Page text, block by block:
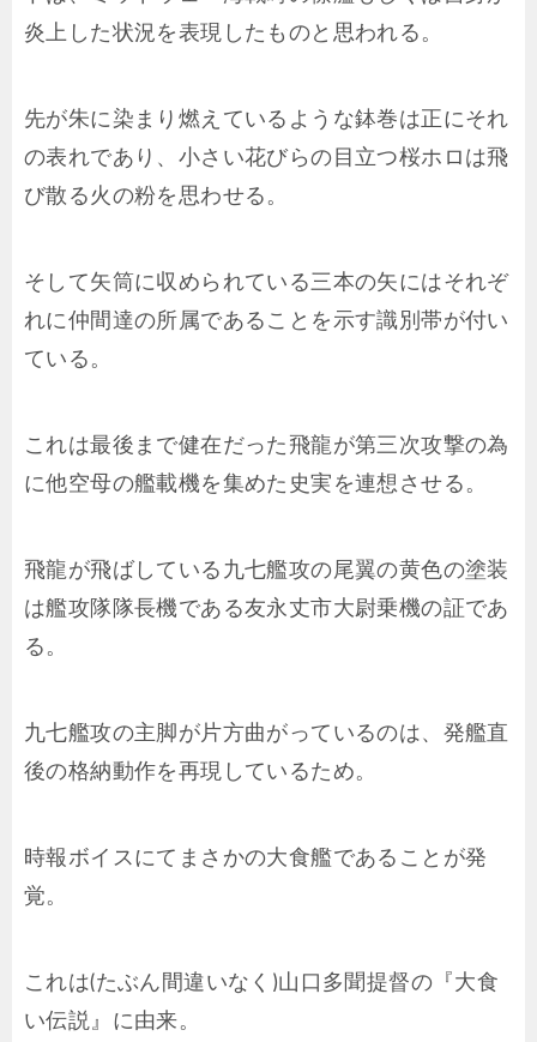
炎上した状況を表現したものと思われる。
先が朱に染まり燃えているような鉢巻は正にそれ
の表れであり、小さい花びらの目立つ桜ホロは飛
び散る火の粉を思わせる。
そして矢筒に収められている三本の矢にはそれぞ
れに仲間達の所属であることを示す識別帯が付い
ている。
これは最後まで健在だった飛龍が第三次攻撃の為
に他空母の艦載機を集めた史実を連想させる。
飛龍が飛ばしている九七艦攻の尾翼の黄色の塗装
は艦攻隊隊長機である友永丈市大尉乗機の証であ
る。
九七艦攻の主脚が片方曲がっているのは、発艦直
後の格納動作を再現しているため。
時報ボイスにてまさかの大食艦であることが発
覚。
これは(たぶん間違いなく)山口多聞提督の『大食
い伝説』に由来。